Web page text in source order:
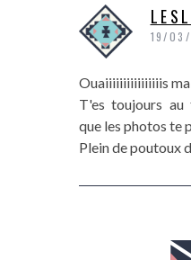
19/
Ouaiiiiiiiiiiiiiiiis
T'es toujours
que les photos te
Plein de poutoux